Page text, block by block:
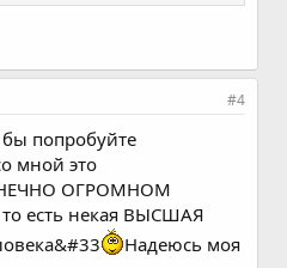
#4
попробуйте
мной это
ОГРОМНОМ
есть некая ВЫСШАЯ
Надеюсь моя